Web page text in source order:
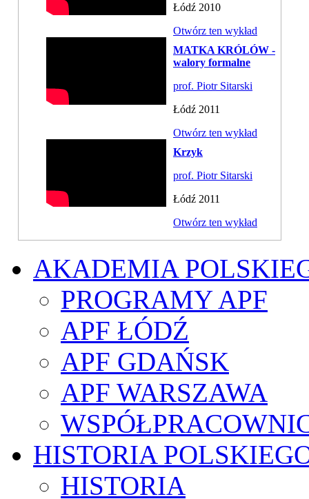
Łódź 2010
Otwórz ten wykład
MATKA KRÓLÓW -
walory formalne
prof. Piotr Sitarski
Łódź 2011
Otwórz ten wykład
Krzyk
prof. Piotr Sitarski
Łódź 2011
Otwórz ten wykład
AKADEMIA
PROGRAMY APF
APF ŁÓDŹ
APF GDAŃSK
APF WARSZAWA
HISTORIA
HISTORIA